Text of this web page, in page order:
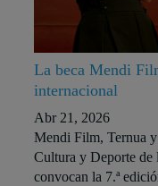
La beca Mendi
internacional
Abr 21, 2026
Mendi Film, Ternua
Cultura y Deporte
convocan la 7.ª